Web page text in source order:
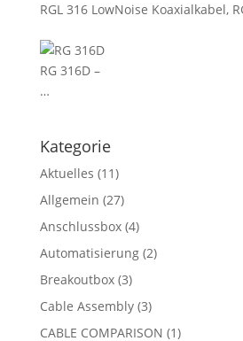
RGL 316 LowNoise Koaxialkabel,
RG 316D –
…
Kategorie
Aktuelles (11)
Allgemein (27)
Anschlussbox(4)
Automatisierung(2)
Breakoutbox(3)
Cable Assembly(3)
CABLE COMPARISON (1)